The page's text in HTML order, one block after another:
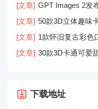
[文章] GPT Images 2发
的天真的塌了？
[文章] 50款3D立体趣味
假旅游装备插图插画
图
[文章] 1款怀旧复古彩色
机屏幕模型PSD模板样
[文章] 30款3D卡通可爱
下载地址